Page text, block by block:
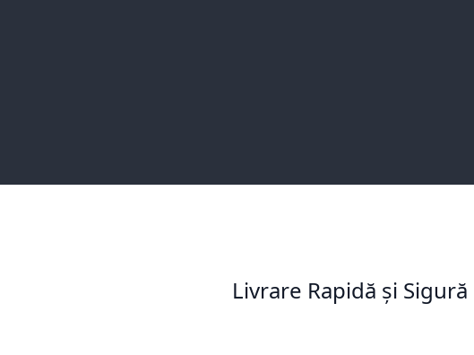
Livrare Rapidă și Sigură